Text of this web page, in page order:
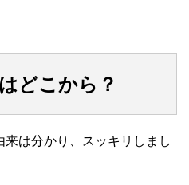
どこから？
は分かり、スッキリしまし